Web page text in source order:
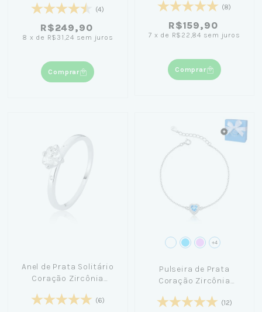
(4)
R$249,90
8 x de R$31,24 sem juros
Comprar
(8)
R$159,90
7 x de R$22,84 sem juros
Comprar
Anel de Prata Solitário
Coração Zircônia
(6)
+4
Pulseira de Prata
Coração Zircônia
Laço Azul
(12)